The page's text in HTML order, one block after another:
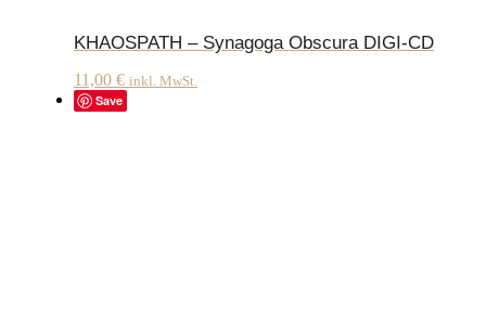
KHAOSPATH – Synagoga Obscura DIGI-CD
11,00 € inkl. MwSt.
Save